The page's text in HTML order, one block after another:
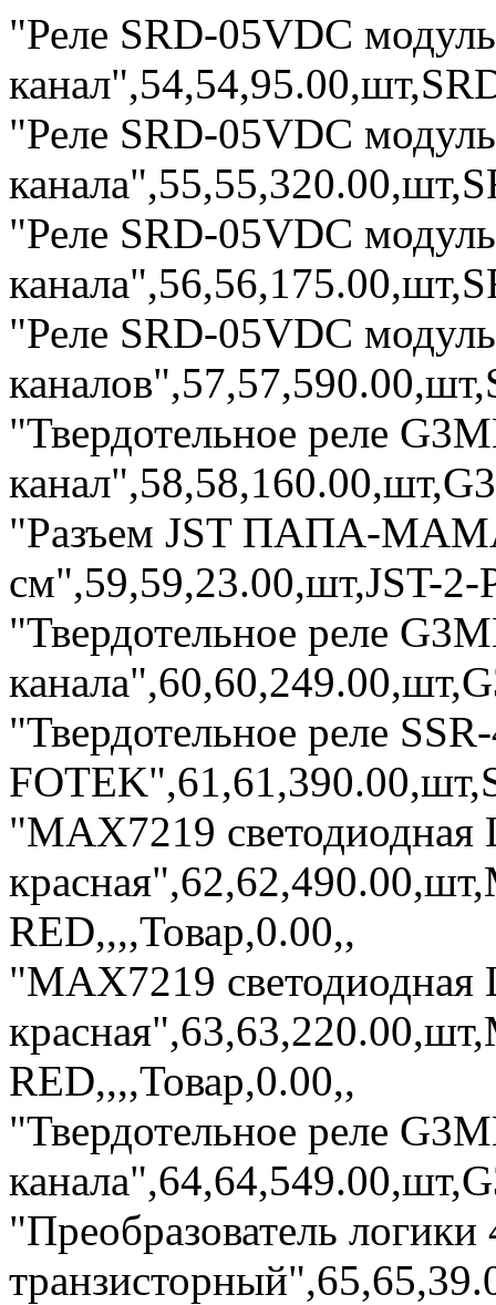
"Реле SRD-05VDC
"Реле SRD-05VDC
"Реле SRD-05VDC
"Реле SRD-05VDC
"Твердотельное реле
"Разъем JST ПАПА-
см",59,59,23.00,шт,JST-2-
"Твердотельное реле
"Твердотельное реле
"MAX7219 светодиодная
RED,,,,Товар,0.00,,
"MAX7219 светодиодная
RED,,,,Товар,0.00,,
"Твердотельное реле
"Преобразователь